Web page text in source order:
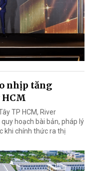
nhịp tăng
TP HCM, River
hoạch bài bản, pháp lý
khi chính thức ra thị